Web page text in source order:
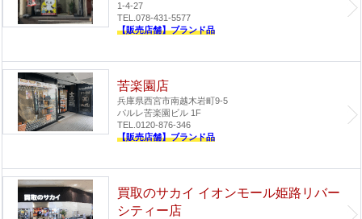
1-4-27
TEL.078-431-5577
【販売店舗】ブランド品
苦楽園店
兵庫県西宮市南越木岩町9-5
パルレ苦楽園ビル 1F
TEL.0120-876-346
【販売店舗】ブランド品
買取のサカイ イオンモール姫路リバー
シティー店